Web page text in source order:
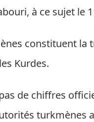
à ce sujet le
constituent la
Kurdes.
de chiffres
turkmènes